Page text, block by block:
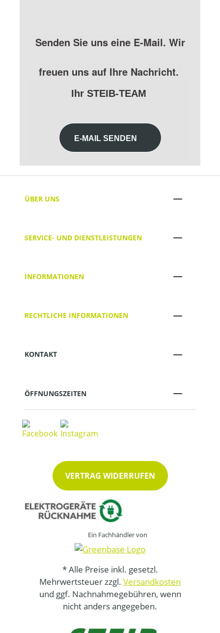
Senden Sie uns eine E-Mail. Wir
freuen uns auf Ihre Nachricht.
Ihr STEIB-TEAM
E-MAIL SENDEN
ÜBER UNS
SERVICE- UND DIENSTLEISTUNGEN
INFORMATIONEN
RECHTLICHE INFORMATIONEN
KONTAKT
ÖFFNUNGSZEITEN
VERTRAG WIDERRUFEN
Ein Fachhändler von
* Alle Preise inkl. gesetzl.
Mehrwertsteuer zzgl. Versandkosten
und ggf. Nachnahmegebühren, wenn
nicht anders angegeben.